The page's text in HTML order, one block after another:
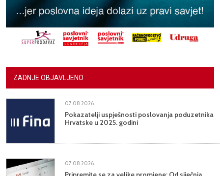
ZADNJE OBJAVLJENO
07.08.2026.
Pokazatelji uspješnosti poslovanja poduzetnika
Hrvatske u 2025. godini
07.08.2026.